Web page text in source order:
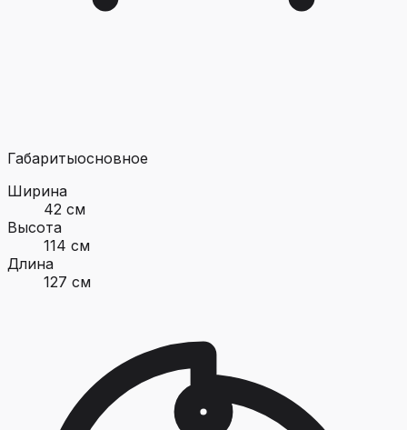
Габаритыосновное
Ширина
42 см
Высота
114 см
Длина
127 см